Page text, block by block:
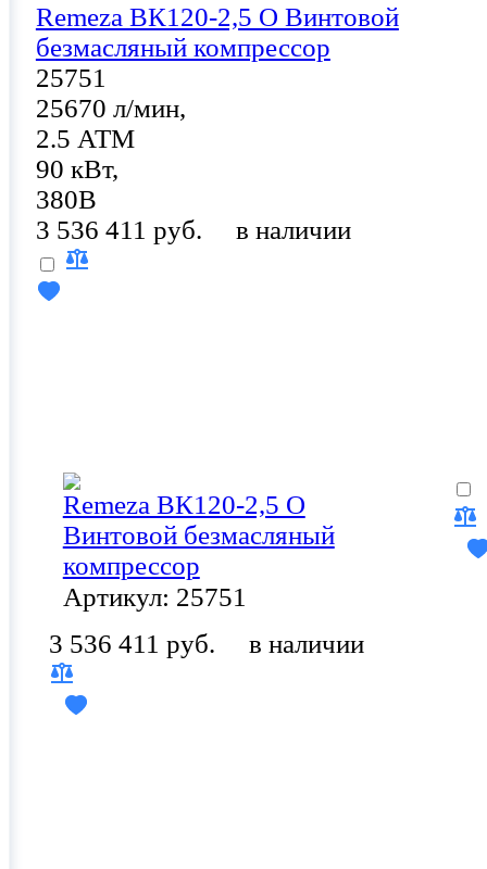
Remeza ВК120-2,5 О Винтовой
безмасляный компрессор
25751
25670 л/мин,
2.5 АТМ
90 кВт,
380В
3 536 411 руб.
в наличии
Remeza ВК120-2,5 О
Винтовой безмасляный
компрессор
Артикул: 25751
3 536 411 руб.
в наличии